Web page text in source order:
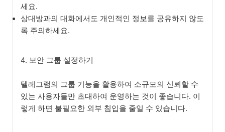
세요.
상대방과의 대화에서도 개인적인 정보를 공유하지 않도
록 주의하세요.
4. 보안 그룹 설정하기
텔레그램의 그룹 기능을 활용하여 소규모의 신뢰할 수
있는 사용자들만 초대하여 운영하는 것이 좋습니다. 이
렇게 하면 불필요한 외부 침입을 줄일 수 있습니다.